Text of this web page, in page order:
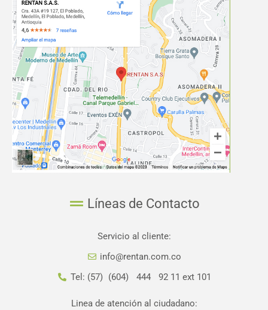
Líneas de Contacto
Servicio al cliente:
info@rentan.com.co
Tel: (57) (604) 444 92 11 ext 101
Linea de atención al ciudadano: